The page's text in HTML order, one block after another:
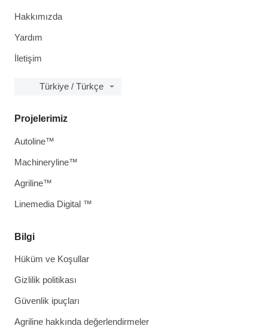
Hakkımızda
Yardım
İletişim
Türkiye / Türkçe
Bilgi
Hüküm ve Koşullar
Gizlilik politikası
Güvenlik ipuçları
Agriline hakkında değerlendirmeler
Projelerimiz
Autoline™
Machineryline™
Agriline™
Linemedia Digital ™